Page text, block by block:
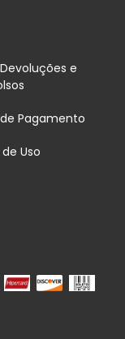
e
Pagamento
Uso